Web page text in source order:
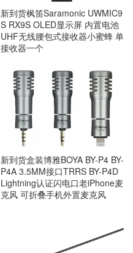
新到货枫笛Saramonic UWMIC9
S RX9S OLED显示屏 内置电池
UHF无线腰包式接收器小蜜蜂 单
接收器一个
新到货盒装博雅BOYA BY-P4 BY-
P4A 3.5MM接口TRRS BY-P4D
Lightning认证闪电口老iPhone麦
克风 可折叠手机外置麦克风